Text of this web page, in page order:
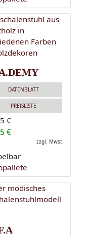
DATENBLATT
PREISLISTE
€
€
zzgl. Mwst